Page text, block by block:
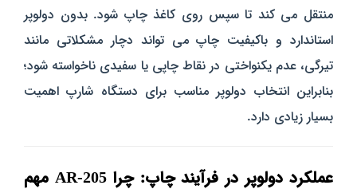
منتقل می‌ کند تا سپس روی کاغذ چاپ شود. بدون دولوپر
استاندارد و باکیفیت چاپ می‌ تواند دچار مشکلاتی مانند
تیرگی، عدم یکنواختی در نقاط چاپی یا سفیدی ناخواسته شود؛
بنابراین انتخاب دولوپر مناسب برای دستگاه شارپ اهمیت
بسیار زیادی دارد.
عملکرد دولوپر در فرآیند چاپ: چرا AR-205 مهم